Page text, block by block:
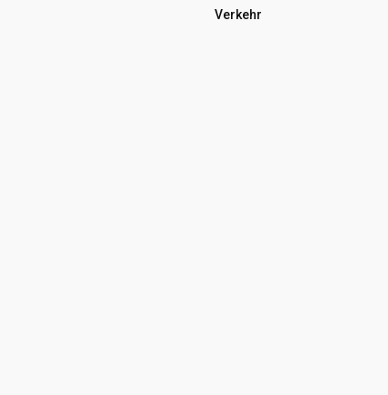
Verkehr